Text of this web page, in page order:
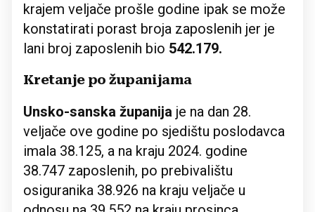
krajem veljače prošle godine ipak se može
konstatirati porast broja zaposlenih jer je
lani broj zaposlenih bio 542.179.
Kretanje po županijama
Unsko-sanska županija je na dan 28.
veljače ove godine po sjedištu poslodavca
imala 38.125, a na kraju 2024. godine
38.747 zaposlenih, po prebivalištu
osiguranika 38.926 na kraju veljače u